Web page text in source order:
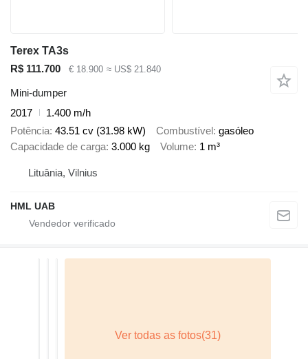
Terex TA3s
R$ 111.700
€ 18.900 ≈ US$ 21.840
Mini-dumper
2017
1.400 m/h
Potência 43.51 cv (31.98 kW) Combustível gasóleo
Capacidade de carga 3.000 kg Volume 1 m³
Lituânia, Vilnius
HML UAB